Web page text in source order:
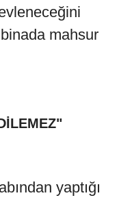
mahsur
yaptığı